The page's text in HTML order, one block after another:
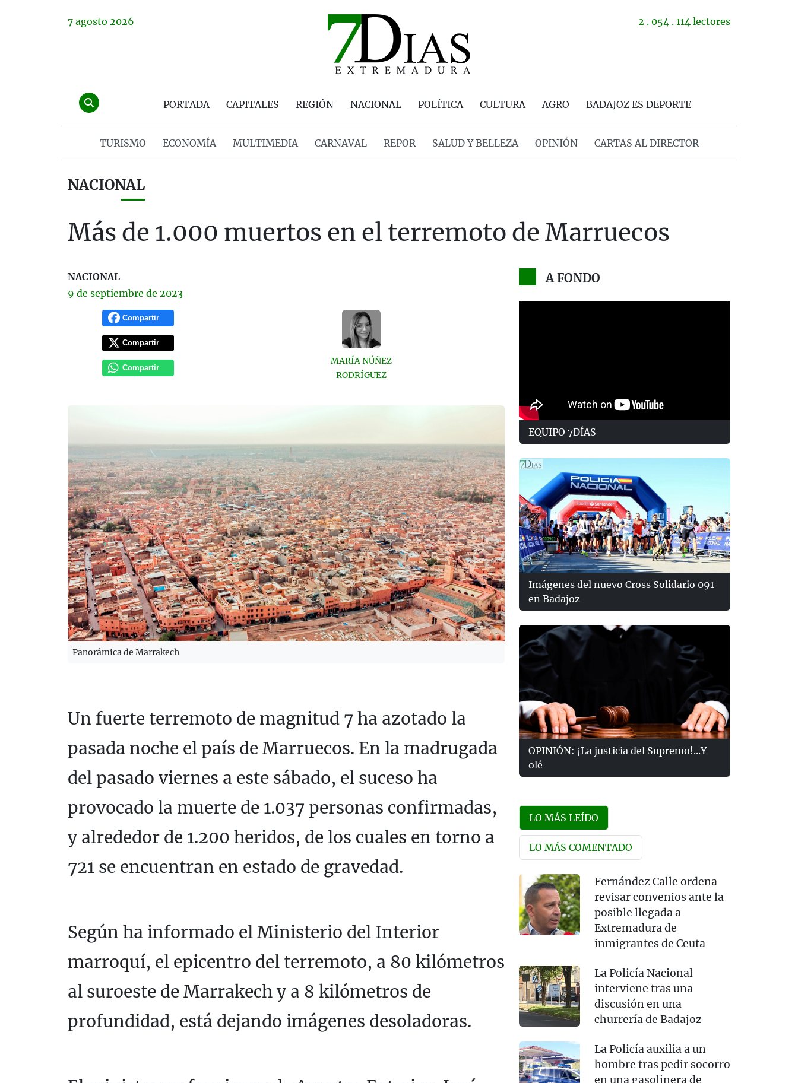
7 agosto 2026 2 . 054 . 114 lectores
PORTADA CAPITALES REGIÓN NACIONAL POLÍTICA CULTURA AGRO BADAJOZ ES DEPORTE
TURISMO ECONOMÍA MULTIMEDIA CARNAVAL REPOR SALUD Y BELLEZA OPINIÓN CARTAS AL DIRECTOR
NACIONAL
Más de 1.000 muertos en el terremoto de Marruecos
NACIONAL
9 de septiembre de 2023
Compartir
Compartir
Compartir
MARÍA NÚÑEZ
RODRÍGUEZ
Panorámica de Marrakech
Un fuerte terremoto de magnitud 7 ha azotado la
pasada noche el país de Marruecos. En la madrugada
del pasado viernes a este sábado, el suceso ha
provocado la muerte de 1.037 personas confirmadas,
y alrededor de 1.200 heridos, de los cuales en torno a
721 se encuentran en estado de gravedad.
Según ha informado el Ministerio del Interior
marroquí, el epicentro del terremoto, a 80 kilómetros
al suroeste de Marrakech y a 8 kilómetros de
profundidad, está dejando imágenes desoladoras.
A FONDO
EQUIPO 7DÍAS
Imágenes del nuevo Cross Solidario 091
en Badajoz
OPINIÓN: ¡La justicia del Supremo!...Y
olé
LO MÁS LEÍDO
LO MÁS COMENTADO
Fernández Calle ordena
revisar convenios ante la
posible llegada a
Extremadura de
inmigrantes de Ceuta
La Policía Nacional
interviene tras una
discusión en una
churrería de Badajoz
La Policía auxilia a un
hombre tras pedir socorro
en una gasolinera de